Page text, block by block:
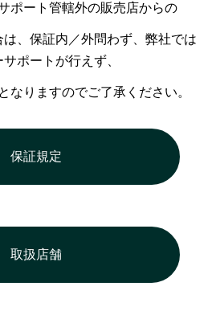
ポート管轄外の販売店からの
、保証内／外問わず、弊社では
ポートが行えず、
なりますのでご了承ください。
保証規定
取扱店舗